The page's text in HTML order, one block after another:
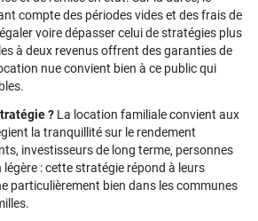
compte des périodes vides et des frais de
voire dépasser celui de stratégies plus
à deux revenus offrent des garanties de
nue convient bien à ce public qui
? La location familiale convient aux
la tranquillité sur le rendement
investisseurs de long terme, personnes
: cette stratégie répond à leurs
particulièrement bien dans les communes